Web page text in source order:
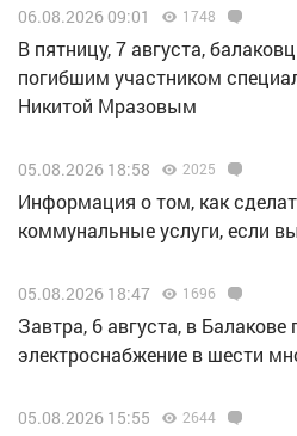
06.08.2026 09:01 1748
В пятницу, 7 августа,
погибшим участником
Никитой Мразовым
05.08.2026 18:58 2025
Информация о том, как
коммунальные услуги, если
05.08.2026 18:47 1696
Завтра, 6 августа, в
электроснабжение в шести
05.08.2026 15:55 2644